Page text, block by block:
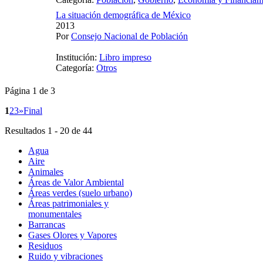
La situación demográfica de México
2013
PorConsejo Nacional de Población
Institución: Libro impreso
Categoría: Otros
Página 1 de 3
123»Final
Resultados 1 - 20 de 44
Agua
Aire
Animales
Áreas de Valor Ambiental
Áreas verdes (suelo urbano)
Áreas patrimoniales y
monumentales
Barrancas
Gases Olores y Vapores
Residuos
Ruido y vibraciones